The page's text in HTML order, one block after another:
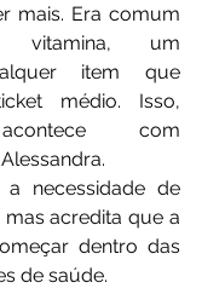
mais. Era comum
vitamina, um
item que
médio. Isso,
com
acredita que a
dentro das
de saúde.